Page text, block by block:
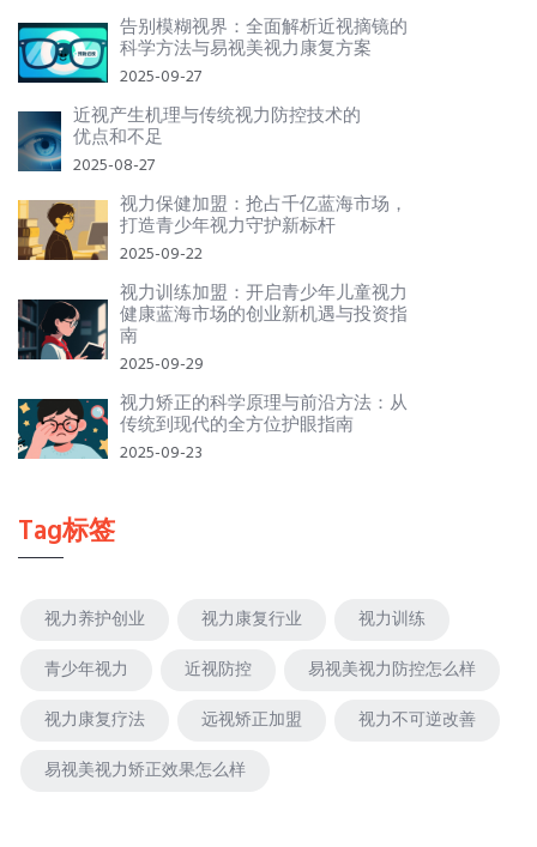
告别模糊视界：全面解析近视摘镜的
科学方法与易视美视力康复方案
2025-09-27
近视产生机理与传统视力防控技术的
优点和不足
2025-08-27
视力保健加盟：抢占千亿蓝海市场，
打造青少年视力守护新标杆
2025-09-22
视力训练加盟：开启青少年儿童视力
健康蓝海市场的创业新机遇与投资指
南
2025-09-29
视力矫正的科学原理与前沿方法：从
传统到现代的全方位护眼指南
2025-09-23
Tag标签
视力养护创业 视力康复行业
视力训练
青少年视力
近视防控
易视美视力防控怎么样
视力康复疗法
远视矫正加盟
视力不可逆改善
易视美视力矫正效果怎么样